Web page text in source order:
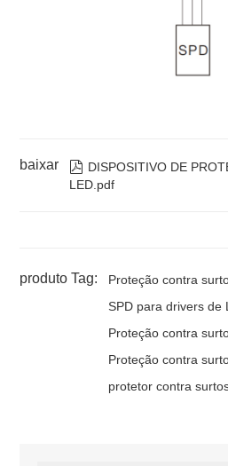
baixar  DISPOSITIVO DE
LED.pdf
produto Tag:
Proteção contra
SPD para drivers de
Proteção contra
Proteção contra
protetor contra